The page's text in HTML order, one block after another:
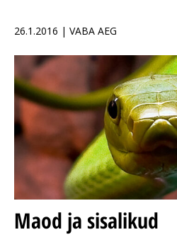
26.1.2016 | VABA AEG
Maod ja sisalikud